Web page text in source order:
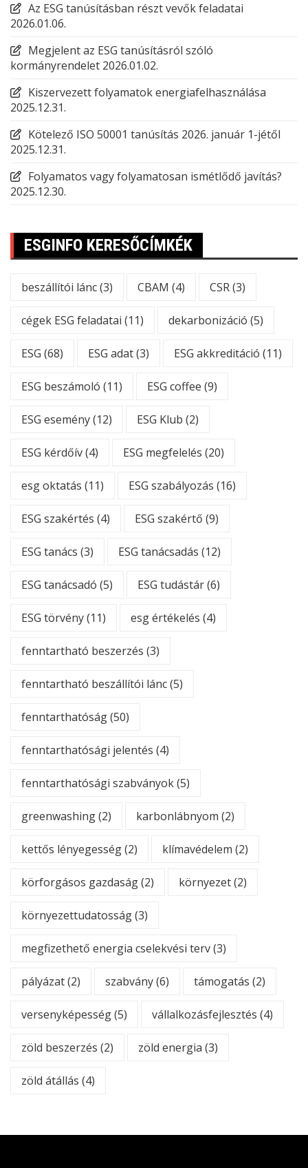
Az ESG tanúsításban részt vevők feladatai
2026.01.06.
Megjelent az ESG tanúsításról szóló
kormányrendelet 2026.01.02.
Kiszervezett folyamatok energiafelhasználása
2025.12.31.
Kötelező ISO 50001 tanúsítás 2026. január 1-jétől
2025.12.31.
Folyamatos vagy folyamatosan ismétlődő javítás?
2025.12.30.
ESGINFO KERESŐCÍMKÉK
beszállítói lánc(3) CBAM (4) CSR(3)
cégek ESG feladatai (11) dekarbonizáció (5)
ESG (68) ESG adat(3) ESG akkreditáció (11)
ESG beszámoló (11) ESG coffee (9)
ESG esemény(12) ESG Klub (2)
ESG kérdőív(4) ESG megfelelés (20)
esg oktatás (11) ESG szabályozás (16)
ESG szakértés (4) ESG szakértő (9)
ESG tanács (3) ESG tanácsadás (12)
ESG tanácsadó (5) ESG tudástár(6)
ESG törvény(11) esg értékelés (4)
fenntartható beszerzés (3)
fenntartható beszállítói lánc(5)
fenntarthatóság(50)
fenntarthatósági jelentés (4)
fenntarthatósági szabványok(5)
greenwashing(2) karbonlábnyom (2)
kettős lényegesség(2) klímavédelem (2)
körforgásos gazdaság(2) környezet(2)
környezettudatosság(3)
megfizethető energia cselekvési terv(3)
pályázat(2) szabvány(6) támogatás (2)
versenyképesség(5) vállalkozásfejlesztés (4)
zöld beszerzés (2) zöld energia (3)
zöld átállás (4)